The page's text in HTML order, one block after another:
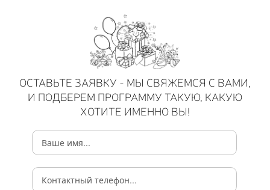
ОСТАВЬТЕ ЗАЯВКУ - МЫ СВЯЖЕМСЯ С ВАМИ,
И ПОДБЕРЕМ ПРОГРАММУ ТАКУЮ, КАКУЮ
ХОТИТЕ ИМЕННО ВЫ!